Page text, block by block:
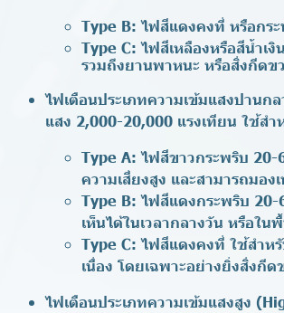
Type B: ไฟสีแดงคงที่ หรือกร
Type C:ไฟสีเหลืองหรือสีน้ำเ
รวมถึงยานพาหนะ หรือสิ่งกีดข
ไฟเตือนประเภทความเข้มแสงปาน
แสง 2,000-20,000 แรงเทียน ใช้สำ
Type A: ไฟสีขาวกระพริบ 20-
ความเสี่ยงสูง และสามารถมอ
Type B: ไฟสีแดงกระพริบ 20-
เห็นได้ในเวลากลางวัน หรือใ
Type C: ไฟสีแดงคงที่ ใช้สำหรั
เนื่อง โดยเฉพาะอย่างยิ่งสิ่งกี
ไฟเตือนประเภทความเข้มแสงสูง